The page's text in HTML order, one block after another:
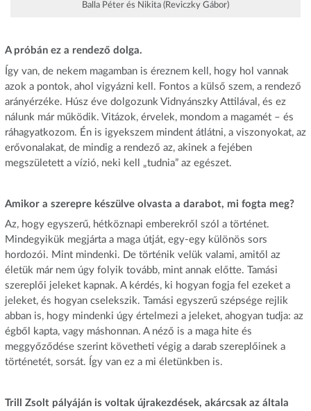
Balla Péter és Nikita (Reviczky Gábor)
A próbán ez a rendező dolga.
Így van, de nekem magamban is éreznem kell, hogy hol vannak
azok a pontok, ahol vigyázni kell. Fontos a külső szem, a rendező
arányérzéke. Húsz éve dolgozunk Vidnyánszky Attilával, és ez
nálunk már működik. Vitázok, érvelek, mondom a magamét – és
ráhagyatkozom. Én is igyekszem mindent átlátni, a viszonyokat, az
erővonalakat, de mindig a rendező az, akinek a fejében
megszületett a vízió, neki kell „tudnia” az egészet.
Amikor a szerepre készülve olvasta a darabot, mi fogta meg?
Az, hogy egyszerű, hétköznapi emberekről szól a történet.
Mindegyikük megjárta a maga útját, egy-egy különös sors
hordozói. Mint mindenki. De történik velük valami, amitől az
életük már nem úgy folyik tovább, mint annak előtte. Tamási
szereplői jeleket kapnak. A kérdés, ki hogyan fogja fel ezeket a
jeleket, és hogyan cselekszik. Tamási egyszerű szépsége rejlik
abban is, hogy mindenki úgy értelmezi a jeleket, ahogyan tudja: az
égből kapta, vagy máshonnan. A néző is a maga hite és
meggyőződése szerint követheti végig a darab szereplőinek a
történetét, sorsát. Így van ez a mi életünkben is.
Trill Zsolt pályáján is voltak újrakezdések, akárcsak az általa